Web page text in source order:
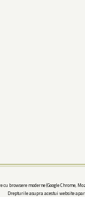
browsere moderne (Google Chrome,
Drepturile asupra acestui website